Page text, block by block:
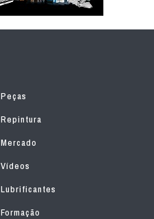
Peças
Repintura
Mercado
Vídeos
Lubrificantes
Formação